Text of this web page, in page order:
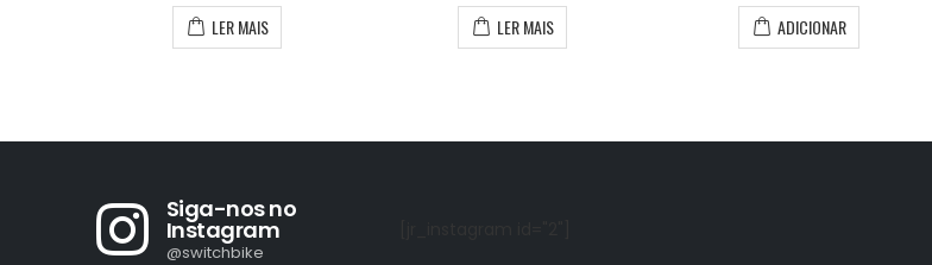
LER MAIS LER MAIS ADICIONAR
Siga-nos no
Instagram
@switchbike